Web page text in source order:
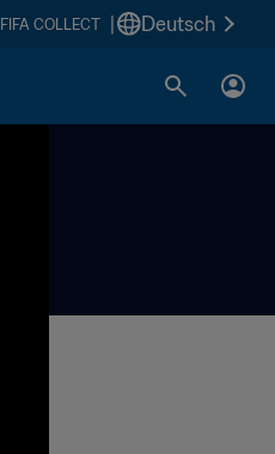
FIFA COLLECT Deutsch